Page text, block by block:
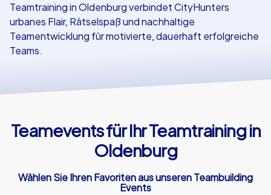
Teamtraining in Oldenburg verbindet CityHunters
urbanes Flair, Rätselspaß und nachhaltige
Teamentwicklung für motivierte, dauerhaft erfolgreiche
Teams.
Teamevents für Ihr Teamtraining in
Oldenburg
Wählen Sie Ihren Favoriten aus unseren Teambuilding
Events